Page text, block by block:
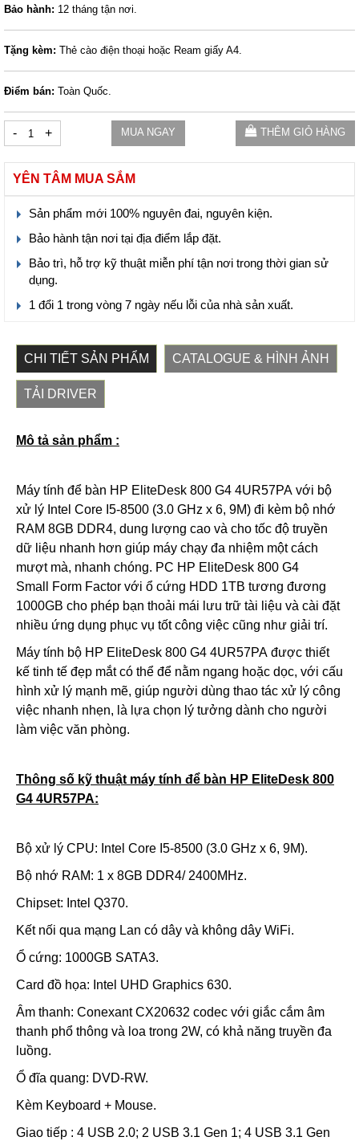
Bảo hành: 12 tháng tận nơi.
Tặng kèm: Thẻ cào điện thoại hoặc Ream giấy A4.
Điểm bán: Toàn Quốc.
- + MUA NGAY THÊM GIỎ HÀNG
YÊN TÂM MUA SẮM
Sản phẩm mới 100% nguyên đai, nguyên kiện.
Bảo hành tận nơi tại địa điểm lắp đặt.
Bảo trì, hỗ trợ kỹ thuật miễn phí tận nơi trong thời gian sử
dụng.
1 đổi 1 trong vòng 7 ngày nếu lỗi của nhà sản xuất.
CHI TIẾT SẢN PHẨM CATALOGUE & HÌNH ẢNH
TẢI DRIVER
Mô tả sản phẩm :
Máy tính để bàn HP EliteDesk 800 G4 4UR57PA với bộ
xử lý Intel Core I5-8500 (3.0 GHz x 6, 9M) đi kèm bộ nhớ
RAM 8GB DDR4, dung lượng cao và cho tốc độ truyền
dữ liệu nhanh hơn giúp máy chạy đa nhiệm một cách
mượt mà, nhanh chóng. PC HP EliteDesk 800 G4
Small
Form Factor với ổ cứng HDD 1TB tương đương
1000GB cho phép bạn thoải mái lưu trữ tài liệu và cài đặt
nhiều ứng dụng phục vụ tốt công việc cũng như giải trí.
Máy tính bộ HP EliteDesk 800 G4 4UR57PA được thiết
kế tinh tế đẹp mắt có thể để nằm ngang hoặc dọc, với cấu
hình xử lý mạnh mẽ, giúp người dùng thao tác xử lý công
việc nhanh nhẹn, là lựa chọn lý tưởng dành cho người
làm việc văn phòng.
Thông số kỹ thuật máy tính để bàn HP EliteDesk 800
G4 4UR57PA:
Bộ xử lý CPU: Intel Core I5-8500 (3.0 GHz x 6, 9M).
Bộ nhớ RAM: 1 x 8GB DDR4/ 2400MHz.
Chipset: Intel Q370.
Kết nối qua mạng Lan có dây và không dây WiFi.
Ổ cứng: 1000GB SATA3.
Card đồ họa: Intel UHD Graphics 630.
Âm thanh: Conexant CX20632 codec với giắc cắm âm
thanh phổ thông và loa trong 2W, có khả năng truyền đa
luồng.
Ổ đĩa quang: DVD-RW.
Kèm Keyboard + Mouse.
Giao tiếp : 4 USB 2.0; 2 USB 3.1 Gen 1; 4 USB 3.1 Gen